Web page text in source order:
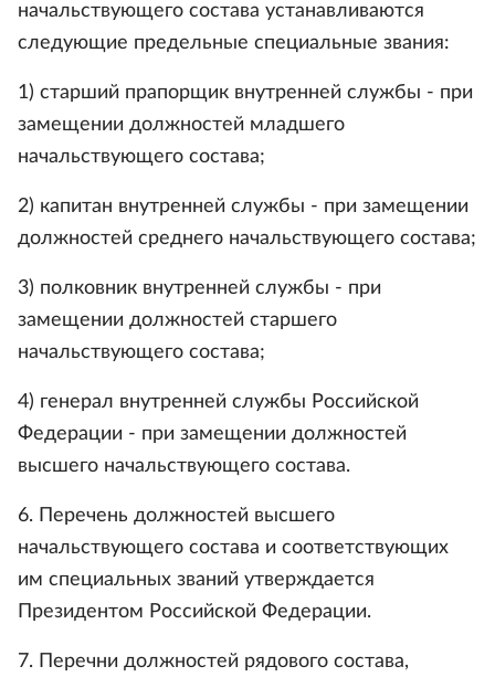
начальствующего состава устанавливаются
следующие предельные специальные звания:
1) старший прапорщик внутренней службы - при
замещении должностей младшего
начальствующего состава;
2) капитан внутренней службы - при замещении
должностей среднего начальствующего состава;
3) полковник внутренней службы - при
замещении должностей старшего
начальствующего состава;
4) генерал внутренней службы Российской
Федерации - при замещении должностей
высшего начальствующего состава.
6. Перечень должностей высшего
начальствующего состава и соответствующих
им специальных званий утверждается
Президентом Российской Федерации.
7. Перечни должностей рядового состава,